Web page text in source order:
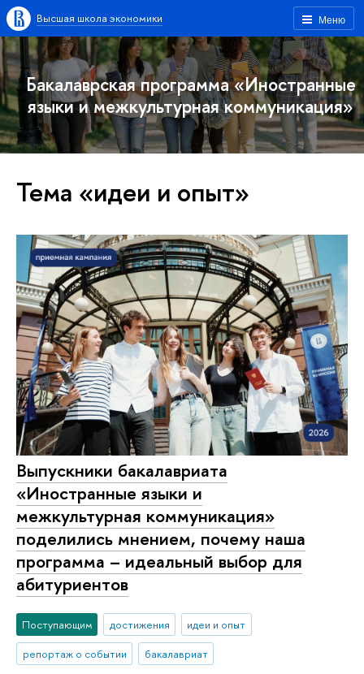
Меню
Высшая школа экономики
Бакалаврская программа «Иностранные
языки и межкультурная коммуникация»
Тема «идеи и опыт»
Выпускники бакалавриата
«Иностранные языки и
межкультурная коммуникация»
поделились мнением, почему наша
программа – идеальный выбор для
абитуриентов
Поступающим достижения
идеи и опыт
репортаж о событии
бакалавриат